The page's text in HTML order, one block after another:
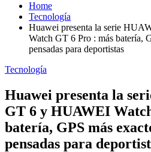
Home
Tecnología
Huawei presenta la serie
Watch GT 6 Pro : más batería,
pensadas para deportistas
Tecnología
Huawei presenta la
GT 6 y HUAWEI
batería, GPS más
pensadas para